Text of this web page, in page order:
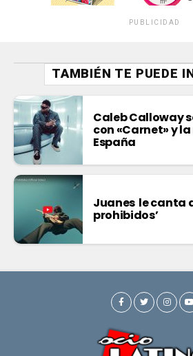
PUBLICIDAD
TAMBIÉN TE PUEDE
Caleb Calloway
con «Carnet» y
España
Juanes le canta
prohibidos’